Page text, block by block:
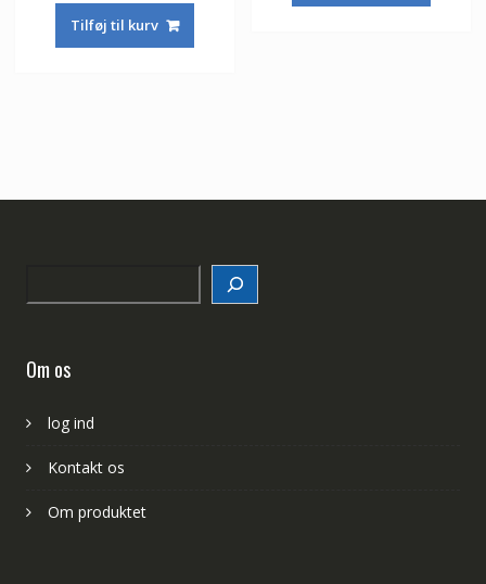
pris
var:
Tilføj til kurv
Om os
log ind
Kontakt os
Om produktet